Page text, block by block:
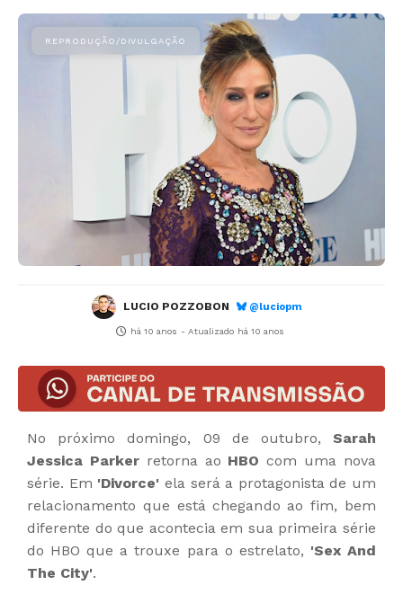
LUCIO POZZOBON @luciopm
há 10 anos - Atualizado há 10 anos
No próximo domingo, 09 de outubro, Sarah
Jessica Parkerretorna ao HBO com uma nova
série. Em 'Divorce' ela será a protagonista de um
relacionamento que está chegando ao fim, bem
diferente do que acontecia em sua primeira série
do HBO que a trouxe para o estrelato, 'Sex And
The City'.